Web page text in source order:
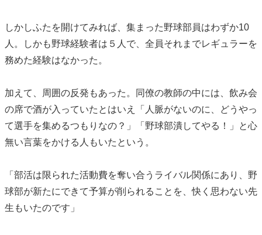
しかしふたを開けてみれば、集まった野球部員はわずか10
人。しかも野球経験者は５人で、全員それまでレギュラーを
務めた経験はなかった。
加えて、周囲の反発もあった。同僚の教師の中には、飲み会
の席で酒が入っていたとはいえ「人脈がないのに、どうやっ
て選手を集めるつもりなの？」「野球部潰してやる！」と心
無い言葉をかける人もいたという。
「部活は限られた活動費を奪い合うライバル関係にあり、野
球部が新たにできて予算が削られることを、快く思わない先
生もいたのです」